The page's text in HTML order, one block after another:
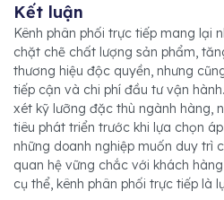
Kết luận
Kênh phân phối trực tiếp mang lại
chặt chẽ chất lượng sản phẩm,
thương hiệu độc quyền, nhưng
tiếp cận và chi phí đầu tư vận
xét kỹ lưỡng đặc thù ngành hàng,
tiêu phát triển trước khi lựa chọn
những doanh nghiệp muốn duy trì
quan hệ vững chắc với khách
cụ thể, kênh phân phối trực tiếp là